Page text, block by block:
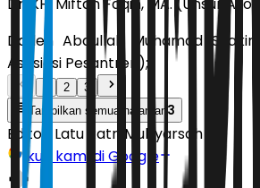
Dr. KH. Miftah Faqih, MA. (Unsur
Daden Abdullah Muhamad Syakir,
Asosiasi Pesantren);
2
3
Tampilkan semua halaman 3
Editor: Latu Ratri Mubyarsah
Ikuti kami di Google